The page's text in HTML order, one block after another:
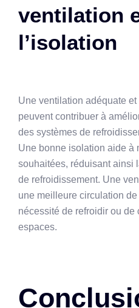
ventilation
l’isolation
Une ventilation adéquate
peuvent contribuer à
des systèmes de
Une bonne isolation aide à
souhaitées, réduisant ainsi
de refroidissement. Une
une meilleure circulation de
nécessité de refroidir ou
espaces.